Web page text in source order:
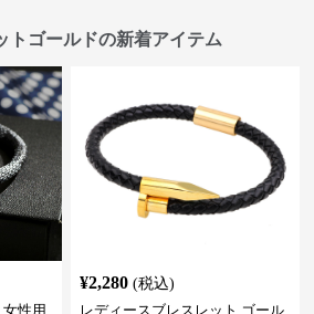
トゴールドの新着アイテム
性用
¥2,280 (税込)
レディースブレスレット ゴール